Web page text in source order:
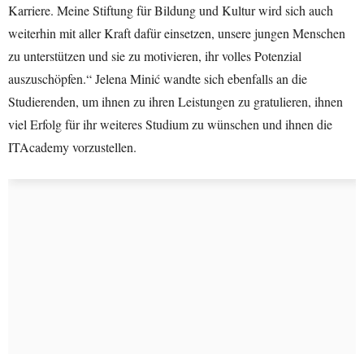
Karriere. Meine Stiftung für Bildung und Kultur wird sich auch
weiterhin mit aller Kraft dafür einsetzen, unsere jungen Menschen
zu unterstützen und sie zu motivieren, ihr volles Potenzial
auszuschöpfen.“ Jelena Minić wandte sich ebenfalls an die
Studierenden, um ihnen zu ihren Leistungen zu gratulieren, ihnen
viel Erfolg für ihr weiteres Studium zu wünschen und ihnen die
ITAcademy vorzustellen.